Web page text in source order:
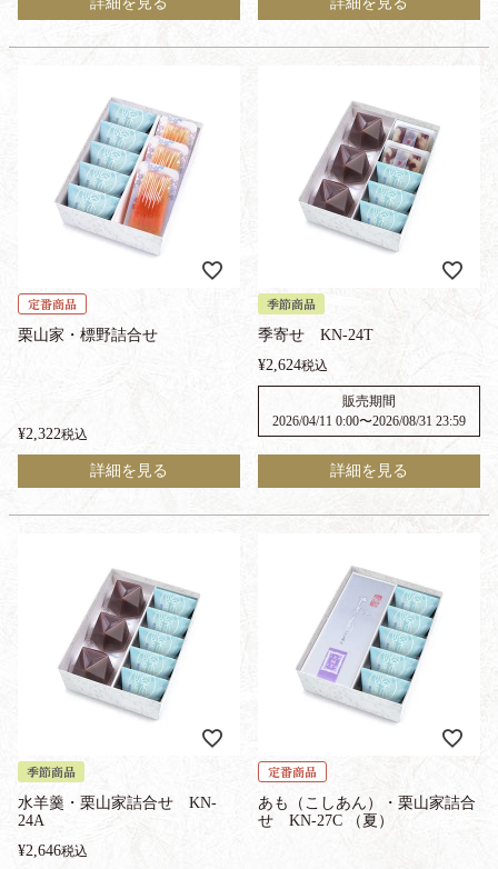
定番商品
栗山家・標野詰合せ
¥2,322税込
詳細を見る
季節商品
季寄せ KN-24T
¥2,624税込
販売期間
2026/04/11 0:00〜2026/08/31 23:59
詳細を見る
季節商品
水羊羹・栗山家詰合せ KN-
24A
¥2,646税込
定番商品
あも（こしあん）・栗山家詰合
せ KN-27C （夏）